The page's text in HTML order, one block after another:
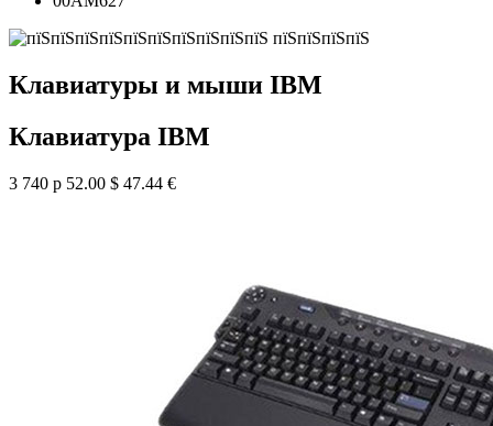
Клавиатуры и мыши IBM
Клавиатура IBM
3 740 р 52.00 $ 47.44 €